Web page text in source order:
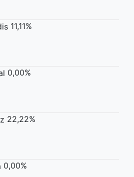
11,11%
0,00%
22,22%
0,00%